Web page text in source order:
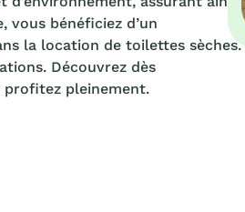
vous bénéficiez d’un
la location de toilettes sèches.
Découvrez dès
profitez pleinement.